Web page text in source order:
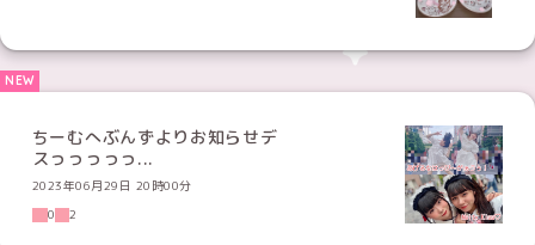
ちーむへぶんずよりお知らせデ
スっっっっっ...
2023年06月29日 20時00分
0
2